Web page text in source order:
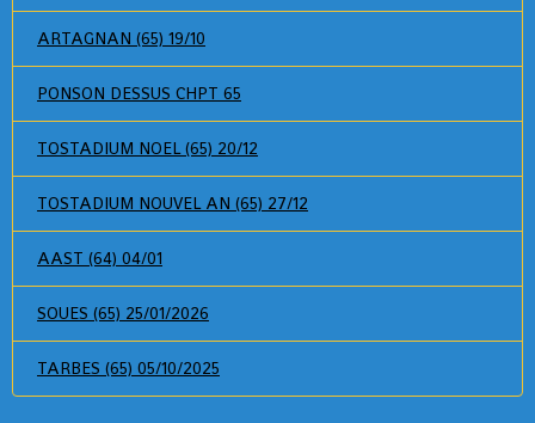
ARTAGNAN (65) 19/10
PONSON DESSUS CHPT 65
TOSTADIUM NOEL (65) 20/12
TOSTADIUM NOUVEL AN (65) 27/12
AAST (64) 04/01
SOUES (65) 25/01/2026
TARBES (65) 05/10/2025